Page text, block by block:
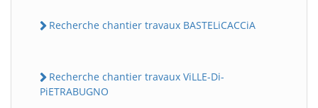
Recherche chantier travaux BASTELiCACCiA
Recherche chantier travaux ViLLE-Di-
PiETRABUGNO